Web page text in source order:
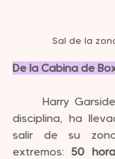
Sal de la
De la Cabina de
disciplina, ha
salir de su
extremos: 50